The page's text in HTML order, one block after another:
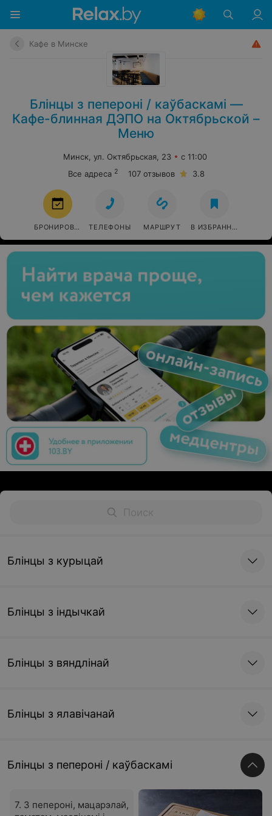
Кафе в Минске
Блінцы з пеперонi / каўбаскамі —
Кафе-блинная ДЭПО на Октябрьской –
Меню
Минск, ул. Октябрьская, 23
с 11:00
Все адреса 2 107 отзывов 3.8
БРОНИРОВАТЬ ТЕЛЕФОНЫ МАРШРУТ В ИЗБРАННОЕ
Блінцы з курыцай
Блінцы з індычкай
Блінцы з вяндлінай
Блінцы з ялавічанай
Блінцы з пеперонi / каўбаскамі
7. З пепероні, мацарэлай,